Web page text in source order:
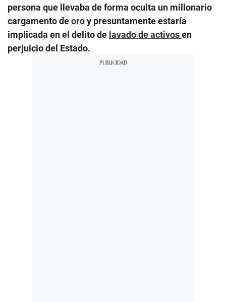
persona que llevaba de forma oculta un millonario
cargamento deoroy presuntamente estaría
implicada en el delito de lavado de activosen
perjuicio del Estado.